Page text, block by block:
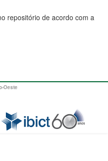
repositório de acordo com a
Oeste